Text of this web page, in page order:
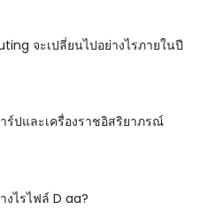
จะเปลี่ยนไปอย่างไรภายในปี
ร์ปและเครื่องราชอิสริยาภรณ์
งไรไฟล์ D aa?